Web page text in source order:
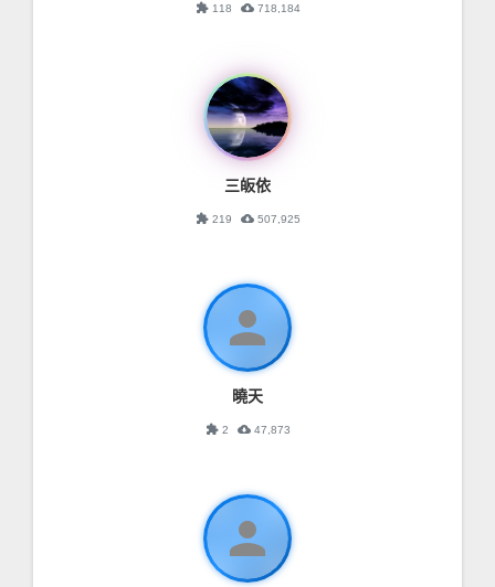
extension118 cloud_download718,184
三皈依
extension219 cloud_download507,925
person
曉天
extension2 cloud_download47,873
person